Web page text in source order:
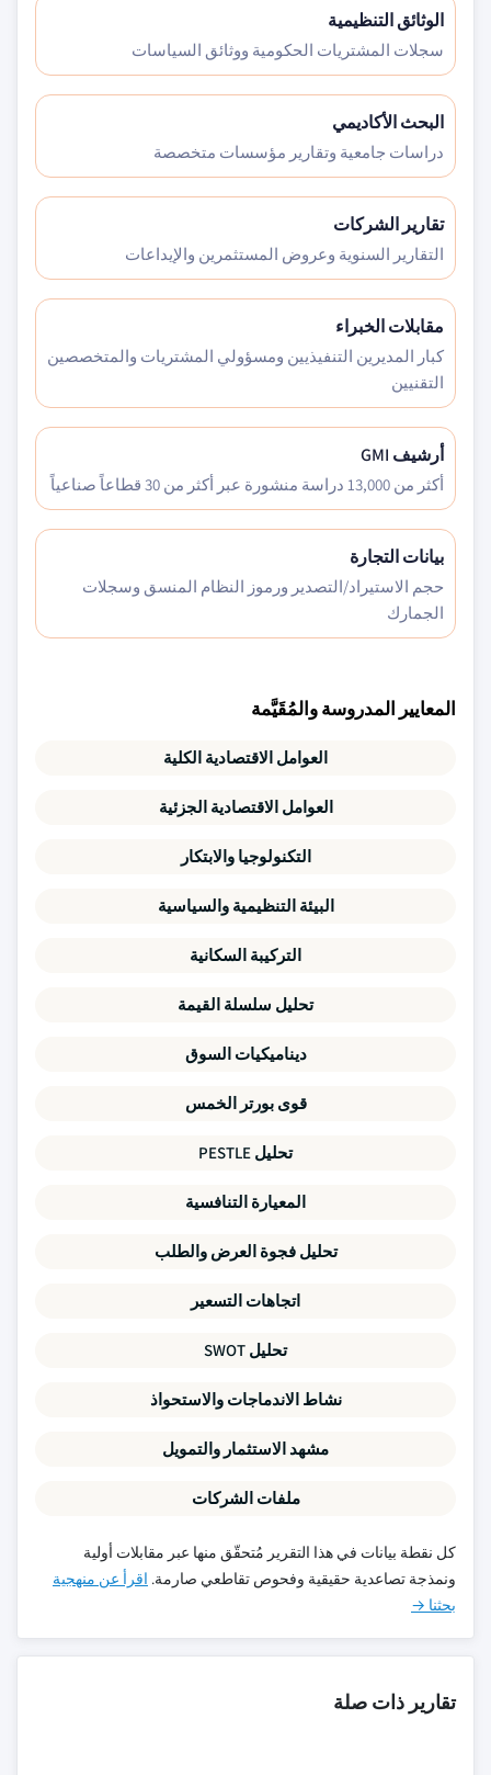
الوثائق التنظيمية
سجلات المشتريات الحكومية ووثائق السياسات
البحث الأكاديمي
دراسات جامعية وتقارير مؤسسات متخصصة
تقارير الشركات
التقارير السنوية وعروض المستثمرين والإيداعات
مقابلات الخبراء
كبار المديرين التنفيذيين ومسؤولي المشتريات والمتخصصين
التقنيين
أرشيف GMI
أكثر من 13,000 دراسة منشورة عبر أكثر من 30 قطاعاً صناعياً
بيانات التجارة
حجم الاستيراد/التصدير ورموز النظام المنسق وسجلات
الجمارك
المعايير المدروسة والمُقَيَّمة
العوامل الاقتصادية الكلية
العوامل الاقتصادية الجزئية
التكنولوجيا والابتكار
البيئة التنظيمية والسياسية
التركيبة السكانية
تحليل سلسلة القيمة
ديناميكيات السوق
قوى بورتر الخمس
تحليل PESTLE
المعيارة التنافسية
تحليل فجوة العرض والطلب
اتجاهات التسعير
تحليل SWOT
نشاط الاندماجات والاستحواذ
مشهد الاستثمار والتمويل
ملفات الشركات
كل نقطة بيانات في هذا التقرير مُتحقّق منها عبر مقابلات أولية
ونمذجة تصاعدية حقيقية وفحوص تقاطعي صارمة. اقرأ عن منهجية
بحثنا →
تقارير ذات صلة